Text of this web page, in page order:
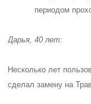
периодом
Дарья, 40 лет:
Несколько лет
сделал замену на